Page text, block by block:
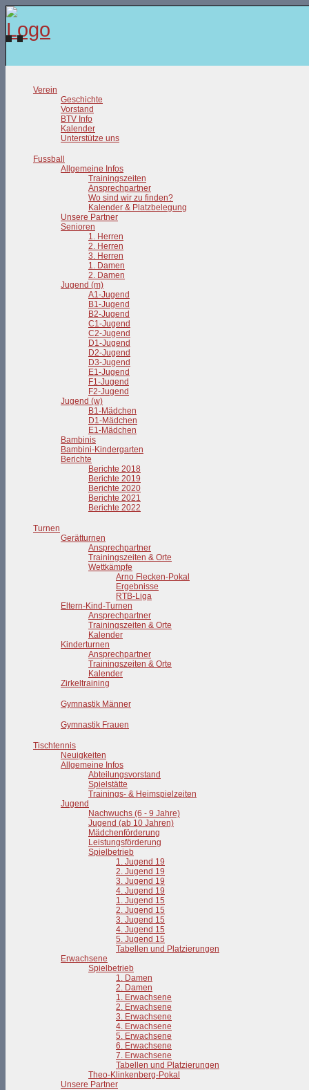
Verein
Geschichte
Vorstand
BTV Info
Kalender
Unterstütze uns
Fussball
Allgemeine Infos
Trainingszeiten
Ansprechpartner
Wo sind wir zu finden?
Kalender & Platzbelegung
Unsere Partner
Senioren
1. Herren
2. Herren
3. Herren
1. Damen
2. Damen
Jugend (m)
A1-Jugend
B1-Jugend
B2-Jugend
C1-Jugend
C2-Jugend
D1-Jugend
D2-Jugend
D3-Jugend
E1-Jugend
F1-Jugend
F2-Jugend
Jugend (w)
B1-Mädchen
D1-Mädchen
E1-Mädchen
Bambinis
Bambini-Kindergarten
Berichte
Berichte 2018
Berichte 2019
Berichte 2020
Berichte 2021
Berichte 2022
Turnen
Gerätturnen
Ansprechpartner
Trainingszeiten & Orte
Wettkämpfe
Arno Flecken-Pokal
Ergebnisse
RTB-Liga
Eltern-Kind-Turnen
Ansprechpartner
Trainingszeiten & Orte
Kalender
Kinderturnen
Ansprechpartner
Trainingszeiten & Orte
Kalender
Zirkeltraining
Gymnastik Männer
Gymnastik Frauen
Tischtennis
Neuigkeiten
Allgemeine Infos
Abteilungsvorstand
Spielstätte
Trainings- & Heimspielzeiten
Jugend
Nachwuchs (6 - 9 Jahre)
Jugend (ab 10 Jahren)
Mädchenförderung
Leistungsförderung
Spielbetrieb
1. Jugend 19
2. Jugend 19
3. Jugend 19
4. Jugend 19
1. Jugend 15
2. Jugend 15
3. Jugend 15
4. Jugend 15
5. Jugend 15
Tabellen und Platzierungen
Erwachsene
Spielbetrieb
1. Damen
2. Damen
1. Erwachsene
2. Erwachsene
3. Erwachsene
4. Erwachsene
5. Erwachsene
6. Erwachsene
7. Erwachsene
Tabellen und Platzierungen
Theo-Klinkenberg-Pokal
Unsere Partner